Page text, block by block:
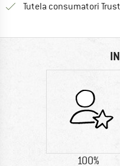
Tutela consumatori
100%